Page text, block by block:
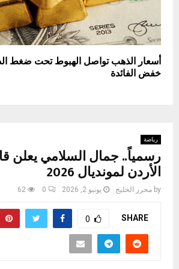
أسعار الذهب تواصل الهبوط تحت ضغط
خفض الفائدة
رياضة
رسمياً.. جمال السلامي يعلن
الأردن لمونديال 2026
by محرر الخليج يونيو 2, 2026 0
62
SHARE
0